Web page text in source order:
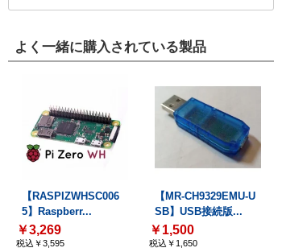
よく一緒に購入されている製品
【RASPIZWHSC006
5】Raspberr...
￥3,269
税込￥3,595
【MR-CH9329EMU-U
SB】USB接続版...
￥1,500
税込￥1,650